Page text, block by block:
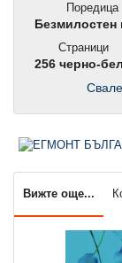
Поредица
Безмилостен
Страници
256 черно-
Вижте още...